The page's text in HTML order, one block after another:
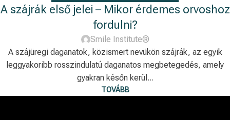
A szájrák első jelei – Mikor érdemes orvoshoz
fordulni?
Smile Institute®
A szájüregi daganatok, közismert nevükön szájrák, az egyik
leggyakoribb rosszindulatú daganatos megbetegedés, amely
gyakran későn kerül...
TOVÁBB